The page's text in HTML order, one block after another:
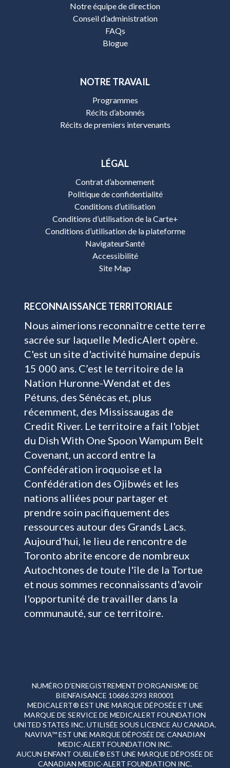
Notre équipe de direction
Conseil d’administration
FAQs
Blogue
NOTRE TRAVAIL
Programmes
Récits d’abonnés
Récits de premiers intervenants
LÉGAL
Contrat d’abonnement
Politique de confidentialité
Conditions d’utilisation
Conditions d’utilisation de la Carte+
Conditions d’utilisation de la plateforme
NavigateurSanté
Accessibilité
Site Map
RECONNAISSANCE TERRITORIALE
Nous aimerions reconnaître cette terre
sacrée sur laquelle MedicAlert opère.
C'est un site d'activité humaine depuis
15 000 ans. C’est le territoire de la
Nation Huronne-Wendat et des
Pétuns, des Sénécas et, plus
récemment, des Mississaugas de
Credit River. Le territoire a fait l'objet
du Dish With One Spoon Wampum Belt
Covenant, un accord entre la
Confédération iroquoise et la
Confédération des Ojibwés et les
nations alliées pour partager et
prendre soin pacifiquement des
ressources autour des Grands Lacs.
Aujourd'hui, le lieu de rencontre de
Toronto abrite encore de nombreux
Autochtones de toute l'île de la Tortue
et nous sommes reconnaissants d'avoir
l'opportunité de travailler dans la
communauté, sur ce territoire.
NUMÉRO D’ENREGISTREMENT D’ORGANISME DE
BIENFAISANCE 10686 3293 RR0001
MEDICALERT® EST UNE MARQUE DÉPOSÉE ET UNE
MARQUE DE SERVICE DE MEDICALERT FOUNDATION
UNITED STATES INC. UTILISÉE SOUS LICENCE AU CANADA.
NAVIVA™ EST UNE MARQUE DÉPOSÉE DE CANADIAN
MEDIC-ALERT FOUNDATION INC.
AUCUN ENFANT OUBLIÉ® EST UNE MARQUE DÉPOSÉE DE
CANADIAN MEDIC-ALERT FOUNDATION INC.